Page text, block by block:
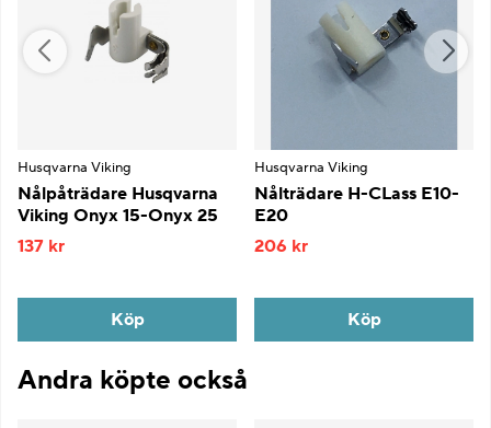
Husqvarna Viking
Nålpåträdare Husqvarna
Viking Onyx 15-Onyx 25
137 kr
Köp
Husqvarna Viking
Nålträdare H-CLass E10-
E20
206 kr
Köp
Andra köpte också